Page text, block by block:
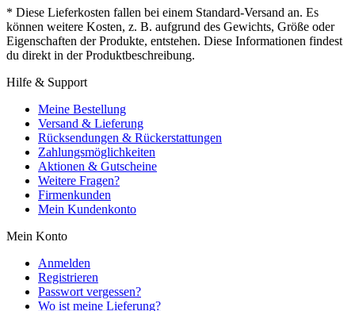
* Diese Lieferkosten fallen bei einem Standard-Versand an. Es
können weitere Kosten, z. B. aufgrund des Gewichts, Größe oder
Eigenschaften der Produkte, entstehen. Diese Informationen findest
du direkt in der Produktbeschreibung.
Hilfe & Support
Meine Bestellung
Versand & Lieferung
Rücksendungen & Rückerstattungen
Zahlungsmöglichkeiten
Aktionen & Gutscheine
Weitere Fragen?
Firmenkunden
Mein Kundenkonto
Mein Konto
Anmelden
Registrieren
Passwort vergessen?
Wo ist meine Lieferung?